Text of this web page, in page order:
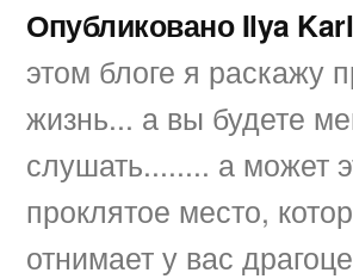
Опубликовано Ilya
этом блоге я раскажу
жизнь... а вы будете
слушать........ а может
проклятое место,
отнимает у вас